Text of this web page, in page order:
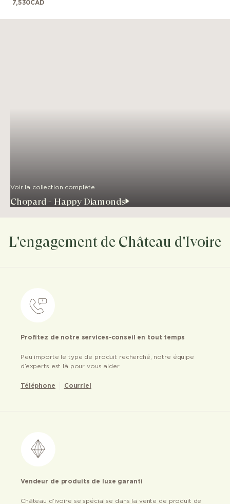
7,530CAD
Voir la collection complète
Chopard - Happy Diamonds
L'engagement de Château d'Ivoire
Profitez de notre services-conseil en tout temps
Peu importe le type de produit recherché, notre équipe
d’experts est là pour vous aider
Téléphone Courriel
Vendeur de produits de luxe garanti
Château d’ivoire se spécialise dans la vente de produit de